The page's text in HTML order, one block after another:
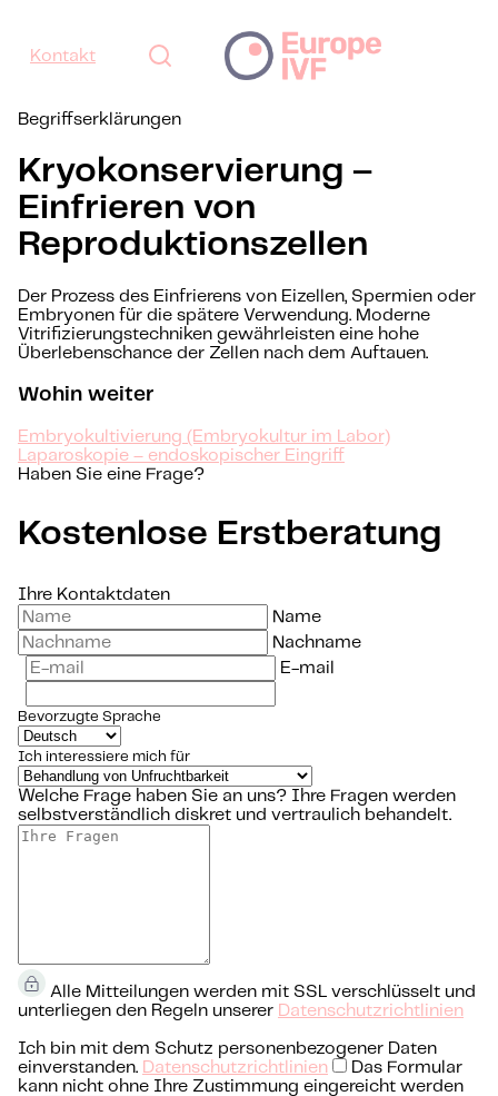
Kontakt
Begriffserklärungen
Kryokonservierung –
Einfrieren von
Reproduktionszellen
Der Prozess des Einfrierens von Eizellen, Spermien oder
Embryonen für die spätere Verwendung. Moderne
Vitrifizierungstechniken gewährleisten eine hohe
Überlebenschance der Zellen nach dem Auftauen.
Wohin weiter
Embryokultivierung (Embryokultur im Labor)
Laparoskopie – endoskopischer Eingriff
Haben Sie eine Frage?
Kostenlose Erstberatung
Ihre Kontaktdaten
Name
Nachname
E-mail
Bevorzugte Sprache
Ich interessiere mich für
Welche Frage haben Sie an uns?
Ihre Fragen werden
selbstverständlich diskret und vertraulich behandelt.
Alle Mitteilungen werden mit SSL verschlüsselt und
unterliegen den Regeln unserer
Datenschutzrichtlinien
Ich bin mit dem Schutz personenbezogener Daten
einverstanden.
Datenschutzrichtlinien
Das Formular
kann nicht ohne Ihre Zustimmung eingereicht werden